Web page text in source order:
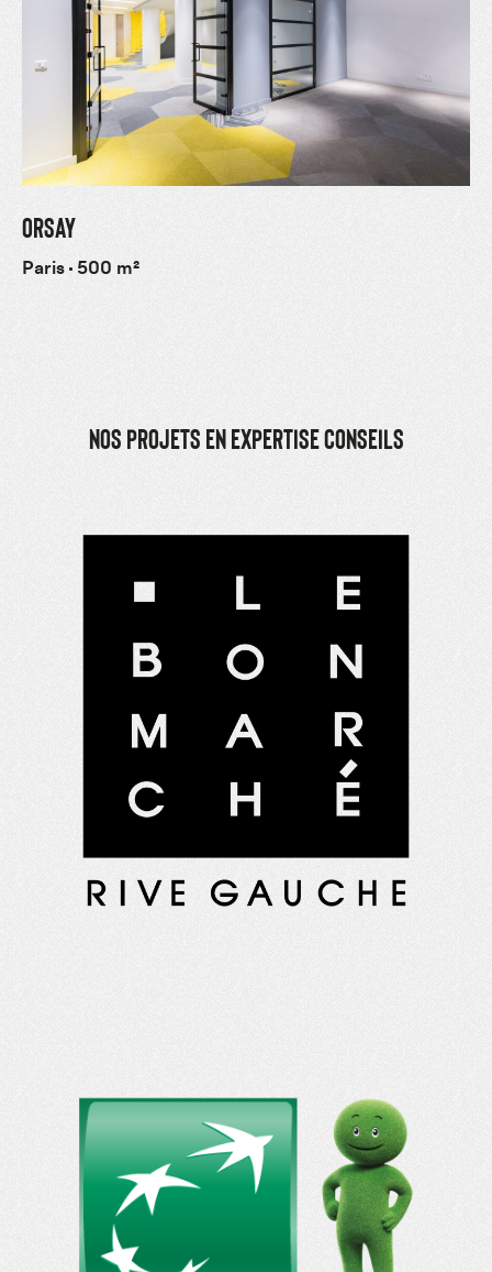
ORSAY
Paris 500 m²
NOS PROJETS EN EXPERTISE CONSEILS